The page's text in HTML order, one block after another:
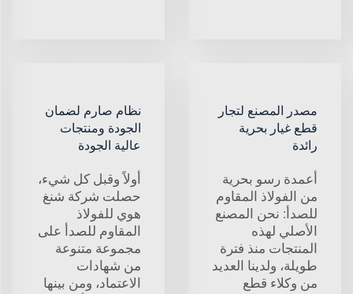
مصدر المصنع لتجار
قطع غيار بحرية
رائدة
أعمدة رسو بحرية
من الفولاذ المقاوم
للصدأ: نحن المصنع
الأصلي لهذه
المنتجات منذ فترة
طويلة، ولدينا العديد
من وكلاء قطع
نظام صارم لضمان
الجودة ومنتجات
عالية الجودة
أولاً وقبل كل شيء،
حصلت شركة شنغ
هوي للفولاذ
المقاوم للصدأ على
مجموعة متنوعة
من شهادات
الاعتماد، ومن بينها